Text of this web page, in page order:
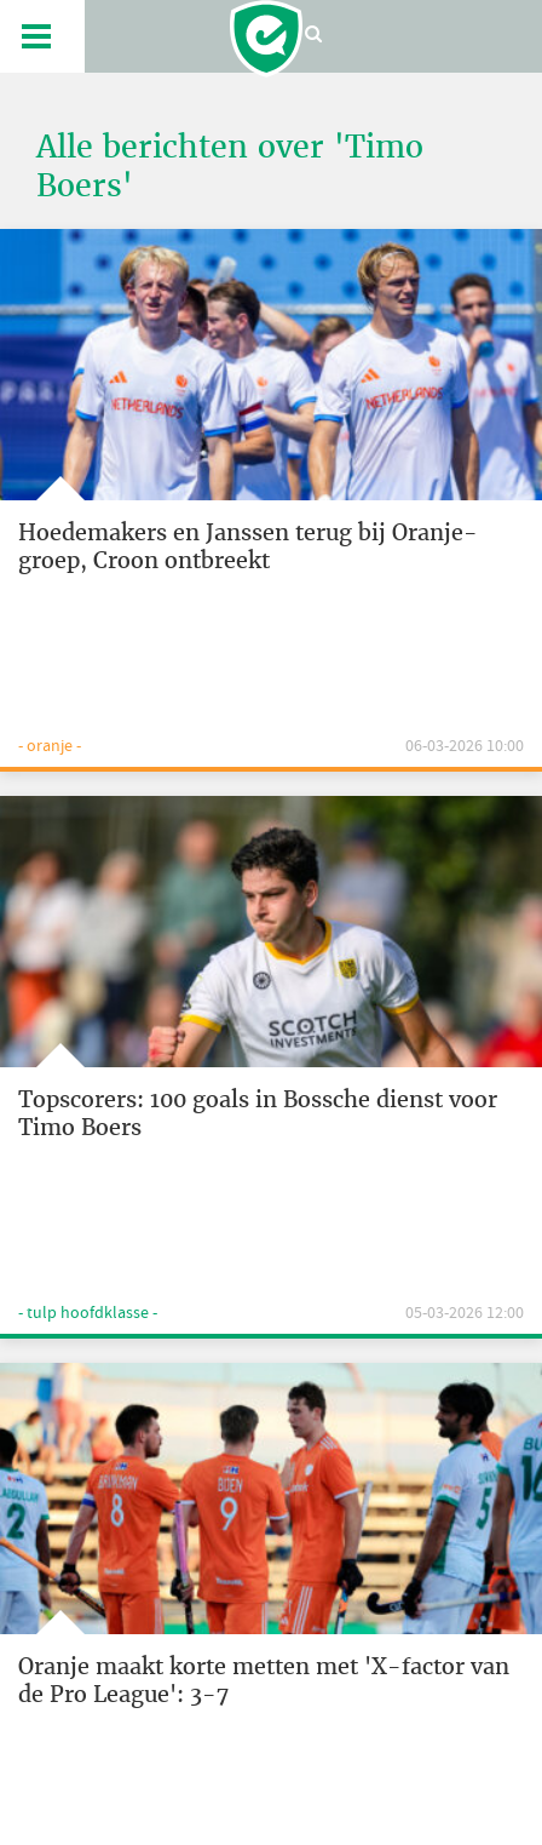
Alle berichten over 'Timo
Boers'
Hoedemakers en Janssen terug bij Oranje-
groep, Croon ontbreekt
- oranje - 06-03-2026 10:00
Topscorers: 100 goals in Bossche dienst voor
Timo Boers
- tulp hoofdklasse - 05-03-2026 12:00
Oranje maakt korte metten met 'X-factor van
de Pro League': 3-7